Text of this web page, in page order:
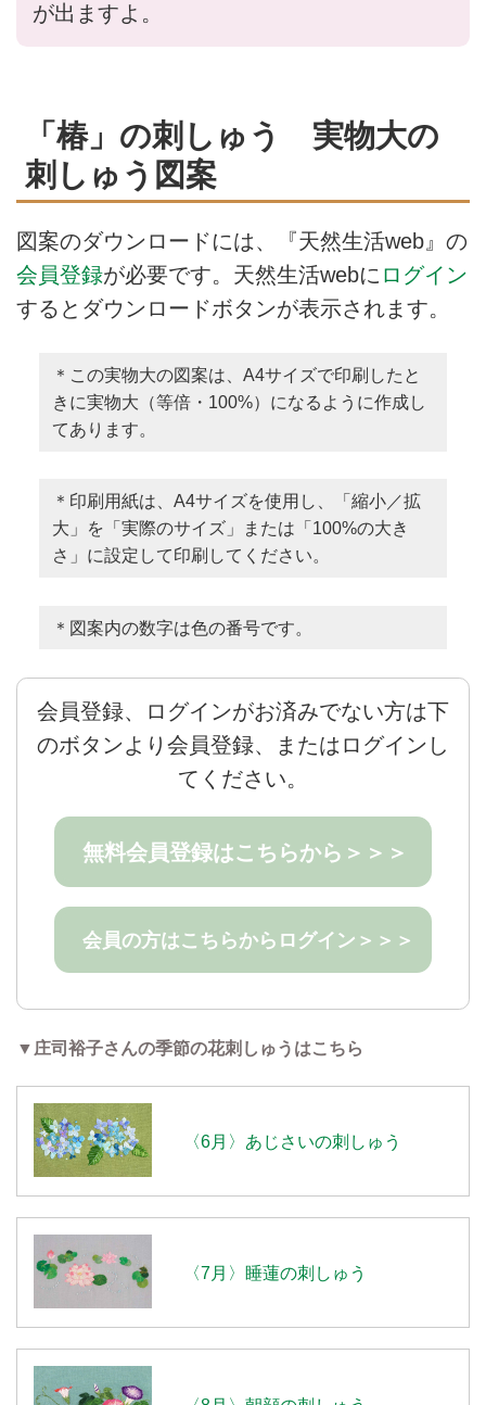
が出ますよ。
「椿」の刺しゅう 実物大の
刺しゅう図案
図案のダウンロードには、『天然生活web』の
会員登録が必要です。天然生活webに ログイン
するとダウンロードボタンが表示されます。
＊この実物大の図案は、A4サイズで印刷したと
きに実物大（等倍・100%）になるように作成し
てあります。
＊印刷用紙は、A4サイズを使用し、「縮小／拡
大」を「実際のサイズ」または「100%の大き
さ」に設定して印刷してください。
＊図案内の数字は色の番号です。
会員登録、ログインがお済みでない方は下
のボタンより会員登録、またはログインし
てください。
無料会員登録はこちらから＞＞＞
会員の方はこちらからログイン＞＞＞
▼庄司裕子さんの季節の花刺しゅうはこちら
〈6月〉あじさいの刺しゅう
〈7月〉睡蓮の刺しゅう